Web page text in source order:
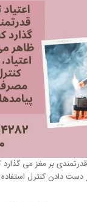
قدرتمندی بر مغز می
دست دادن کنترل